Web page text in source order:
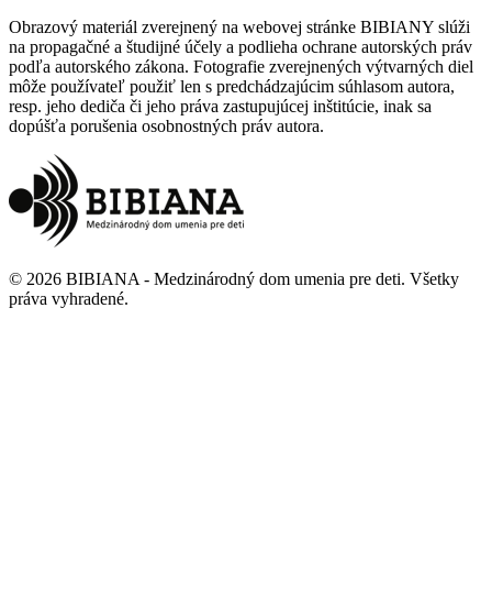
Obrazový materiál zverejnený na webovej stránke BIBIANY slúži
na propagačné a študijné účely a podlieha ochrane autorských práv
podľa autorského zákona. Fotografie zverejnených výtvarných diel
môže používateľ použiť len s predchádzajúcim súhlasom autora,
resp. jeho dediča či jeho práva zastupujúcej inštitúcie, inak sa
dopúšťa porušenia osobnostných práv autora.
© 2026 BIBIANA - Medzinárodný dom umenia pre deti. Všetky
práva vyhradené.